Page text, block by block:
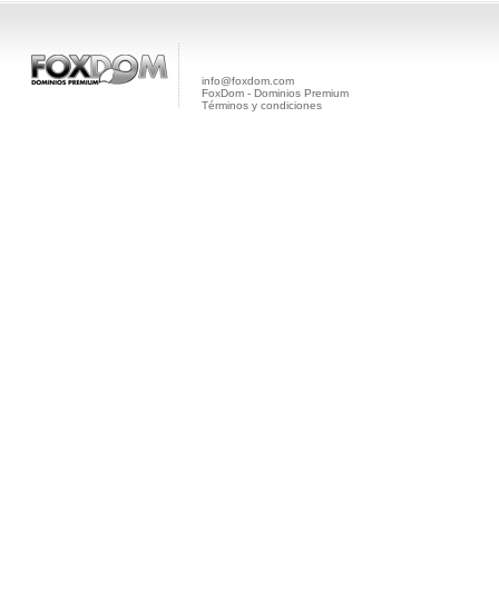
info@foxdom.com
FoxDom - Dominios Premium
Términos y condiciones